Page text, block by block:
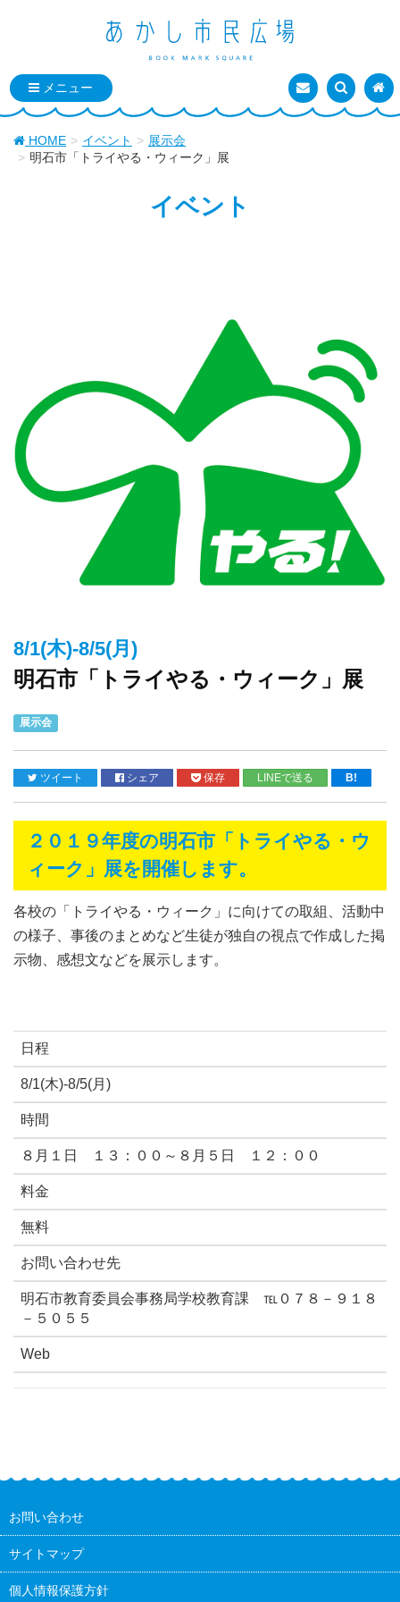
お問い合わせ
検索を表
ト
HOME イベント
展示会
明石市「トライやる・ウィーク」展
イベント
8/1(木)-8/5(月)
明石市「トライやる・ウィーク」展
展示会
ツイート シェア 保存 LINEで送る B!
２０１９年度の明石市「トライやる・ウ
ィーク」展を開催します。
各校の「トライやる・ウィーク」に向けての取組、活動中
の様子、事後のまとめなど生徒が独自の視点で作成した掲
示物、感想文などを展示します。
日程
8/1(木)-8/5(月)
時間
８月１日 １３：００～８月５日 １２：００
料金
無料
お問い合わせ先
明石市教育委員会事務局学校教育課 ℡０７８－９１８
－５０５５
Web
お問い合わせ
サイトマップ
個人情報保護方針